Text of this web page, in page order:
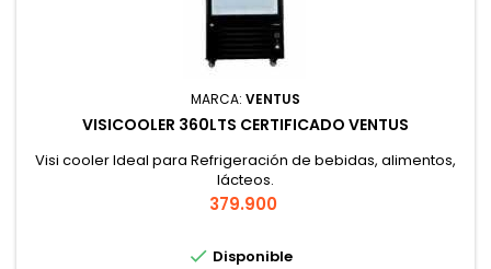
MARCA: VENTUS
VISICOOLER 360LTS CERTIFICADO VENTUS
Visi cooler Ideal para Refrigeración de bebidas, alimentos,
lácteos.
Precio
379.900
 Disponible